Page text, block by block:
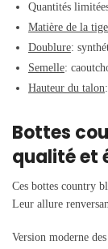
Quantités
Matière de la tige
Doublure:
Semelle:
Hauteur du talon
Bottes
qualité et
Ces bottes country
Leur allure
Version moderne